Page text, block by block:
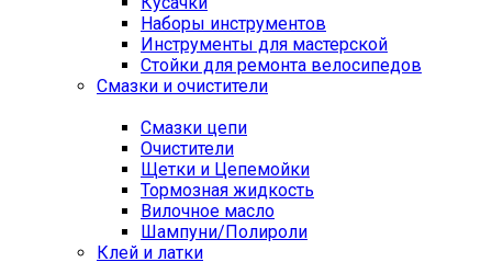
Наборы инструментов
Инструменты для мастерской
Стойки для ремонта велосипедов
Смазки и очистители
Смазки цепи
Очистители
Щетки и Цепемойки
Тормозная жидкость
Вилочное масло
Шампуни/Полироли
Клей и латки